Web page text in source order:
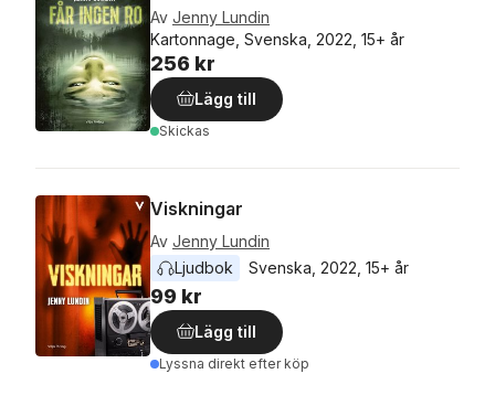
Av Jenny Lundin
Kartonnage, Svenska, 2022, 15+ år
256 kr
Lägg till
Skickas
Viskningar
Av Jenny Lundin
Ljudbok
Svenska 2022 15+ år
99 kr
Lägg till
Lyssna direkt efter köp